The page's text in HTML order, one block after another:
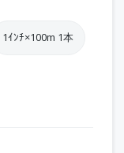
1ｲﾝﾁ×100m 1本